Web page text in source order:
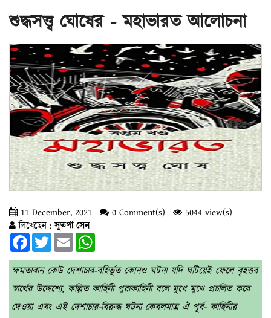
শুদ্ধসত্ত্ব ঘোষের - মহাভারত আলোচনা
11 December, 2021 0 Comment(s)
5044 view(s)
লিখেছেন :সুতপা সেন
FacebookTwitterEmail
ক্ষমতাবান কেউ দেশাচার-বহির্ভূত কোনও ঘটনা যদি ঘটিয়েই ফেলে বৃহত্তর
স্বার্থের উদ্দেশ্যে, কল্পিত কাহিনী পুরাকাহিনী বলে মুখে মুখে প্রচলিত করে
দেওয়া এবং এই দেশাচার-বিরুদ্ধ ঘটনা কেবলমাত্র ঐ পূর্ব- কাহিনীর